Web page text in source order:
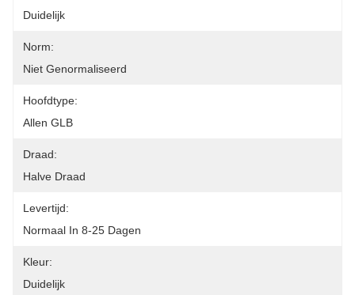
Duidelijk
Norm:
Niet Genormaliseerd
Hoofdtype:
Allen GLB
Draad:
Halve Draad
Levertijd:
Normaal In 8-25 Dagen
Kleur:
Duidelijk